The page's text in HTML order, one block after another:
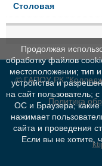
Столовая
© ГАПОУ РК "Колледж
Политика
Продолжая
обработку файлов
местоположении; тип
устройства и
на сайт пользователь;
ОС и Браузера; какие
нажимает
сайта и проведения
Если вы не хотите,